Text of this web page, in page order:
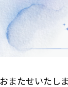
おまたせいたし